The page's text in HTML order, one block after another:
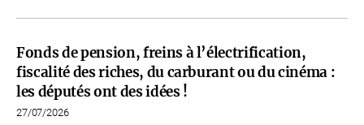
Fonds de pension, freins à l’électrification,
fiscalité des riches, du carburant ou du cinéma :
les députés ont des idées !
27/07/2026